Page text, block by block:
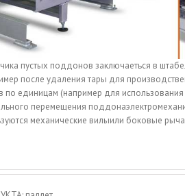
пустых поддонов заключаеться в
после удаления тары для
единицам (например для использования
перемещения
механические вилыили боковые